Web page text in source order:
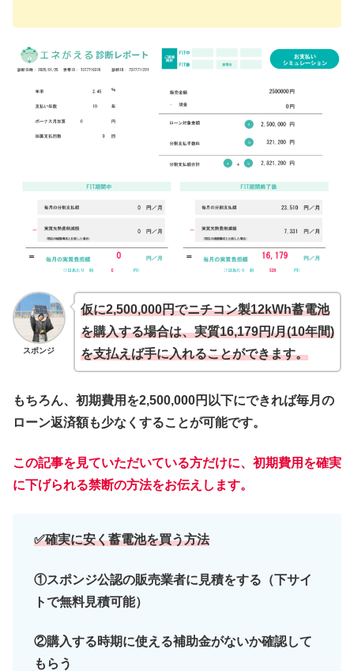
スポンジ
仮に2,500,000円でニチコン製12kWh蓄電池
を購入する場合は、実質16,179円/月(10年間)
を支払えば手に入れることができます。
もちろん、初期費用を2,500,000円以下にできれば毎月の
ローン返済額も少なくすることが可能です。
この記事を見ていただいている方だけに、初期費用を確実
に下げられる禁断の方法をお伝えします。
✅確実に安く蓄電池を買う方法
①スポンジ公認の販売業者に見積をする（下サイ
トで無料見積可能）
②購入する時期に使える補助金がないか確認して
もらう